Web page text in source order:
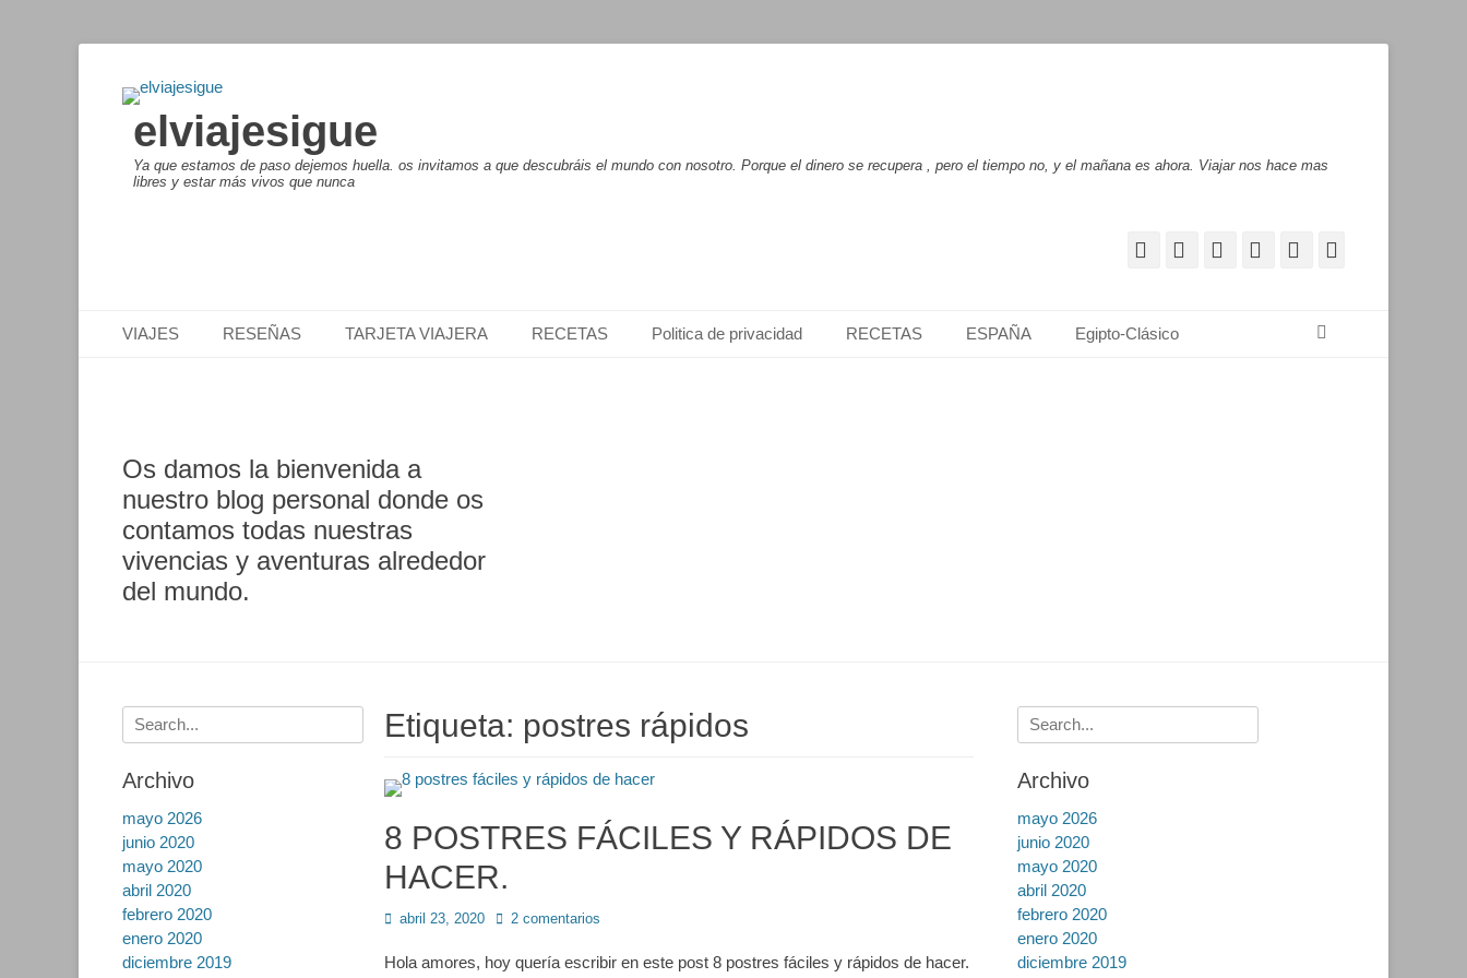
elviajesigue
Ya que estamos de paso dejemos huella. os invitamos a que descubráis el mundo con nosotro. Porque el dinero se recupera , pero el tiempo no, y el mañana es ahora. Viajar nos hace mas
libres y estar más vivos que nunca
Facebook
CorreoWordPress
PinterestYouTube
Menú principal
VIAJES RESEÑAS TARJETA VIAJERA RECETAS Politica de privacidad RECETAS ESPAÑA Egipto-Clásico
Os damos la bienvenida a
nuestro blog personal donde os
contamos todas nuestras
vivencias y aventuras alrededor
del mundo.
Etiqueta: postres rápidos
8 POSTRES FÁCILES Y RÁPIDOS DE
HACER.
Publicado
abril 23, 2020 2 comentarios
Hola amores, hoy quería escribir en este post 8 postres fáciles y rápidos de hacer.
Buscar:
Archivo
mayo 2026
junio 2020
mayo 2020
abril 2020
febrero 2020
enero 2020
diciembre 2019
Buscar:
Archivo
mayo 2026
junio 2020
mayo 2020
abril 2020
febrero 2020
enero 2020
diciembre 2019